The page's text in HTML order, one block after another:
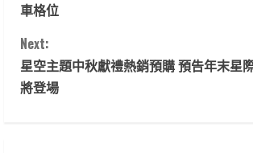
n
t
車格位
Next:
星空主題中秋獻禮熱銷預購 預告年末星
將登場